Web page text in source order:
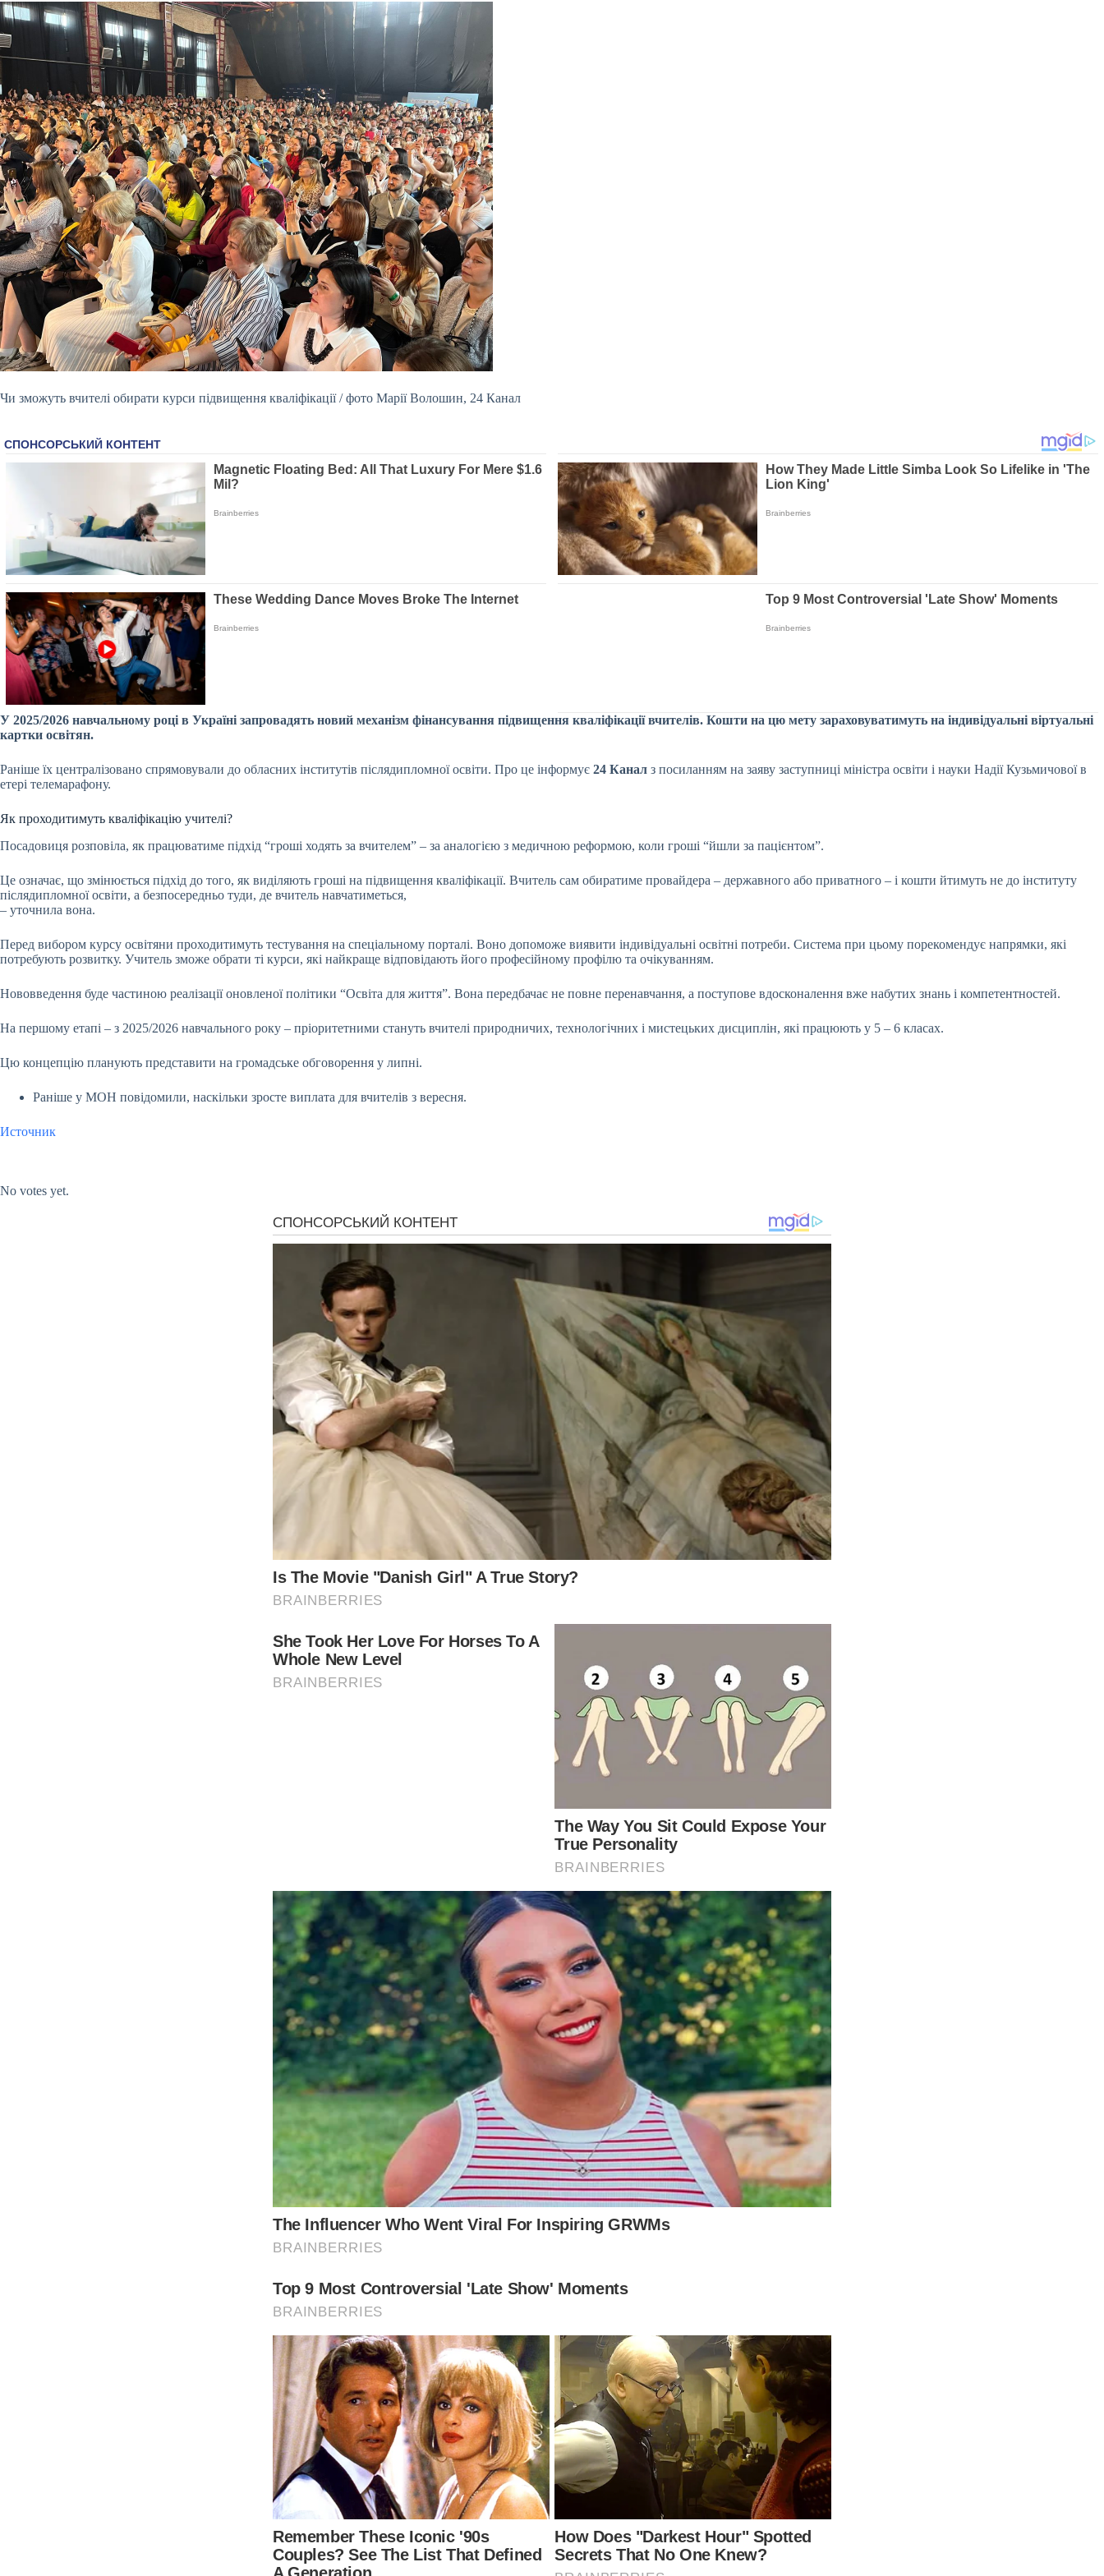
Чи зможуть вчителі обирати курси підвищення кваліфікації / фото Марії Волошин, 24 Канал
У 2025/2026 навчальному році в Україні запровадять новий механізм фінансування підвищення кваліфікації вчителів. Кошти на цю мету зараховуватимуть на індивідуальні віртуальні
картки освітян.
Раніше їх централізовано спрямовували до обласних інститутів післядипломної освіти. Про це інформує 24 Канал з посиланням на заяву заступниці міністра освіти і науки Надії Кузьмичової в
етері телемарафону.
Як проходитимуть кваліфікацію учителі?
Посадовиця розповіла, як працюватиме підхід “гроші ходять за вчителем” – за аналогією з медичною реформою, коли гроші “йшли за пацієнтом”.
Це означає, що змінюється підхід до того, як виділяють гроші на підвищення кваліфікації. Вчитель сам обиратиме провайдера – державного або приватного – і кошти йтимуть не до інституту
післядипломної освіти, а безпосередньо туди, де вчитель навчатиметься,
– уточнила вона.
Перед вибором курсу освітяни проходитимуть тестування на спеціальному порталі. Воно допоможе виявити індивідуальні освітні потреби. Система при цьому порекомендує напрямки, які
потребують розвитку. Учитель зможе обрати ті курси, які найкраще відповідають його професійному профілю та очікуванням.
Нововведення буде частиною реалізації оновленої політики “Освіта для життя”. Вона передбачає не повне перенавчання, а поступове вдосконалення вже набутих знань і компетентностей.
На першому етапі – з 2025/2026 навчального року – пріоритетними стануть вчителі природничих, технологічних і мистецьких дисциплін, які працюють у 5 – 6 класах.
Цю концепцію планують представити на громадське обговорення у липні.
Раніше у МОН повідомили, наскільки зросте виплата для вчителів з вересня.
Источник
No votes yet.